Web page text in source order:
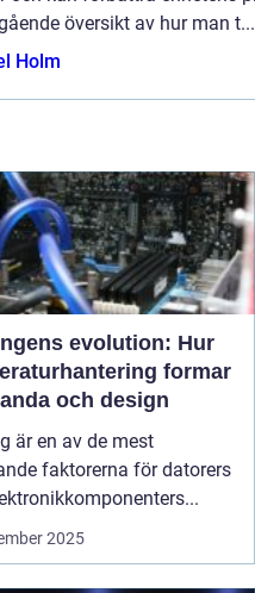
översikt av hur man t...
Holm
evolution: Hur
formar
och design
är en av de mest
faktorerna för datorers
2025